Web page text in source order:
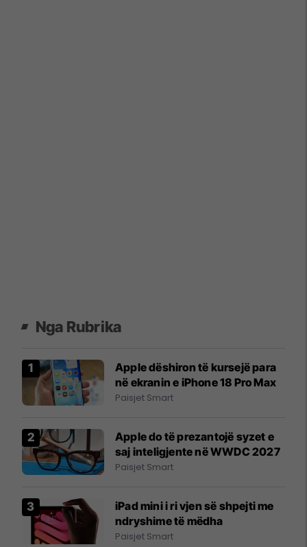
Nga Rubrika
Apple dëshiron të kursejë para
në ekranin e iPhone 18 Pro Max
Paisjet Smart
Apple do të prezantojë syzet e
saj inteligjente në WWDC 2027
Paisjet Smart
iPad mini i ri vjen së shpejti me
ndryshime të mëdha
Paisjet Smart